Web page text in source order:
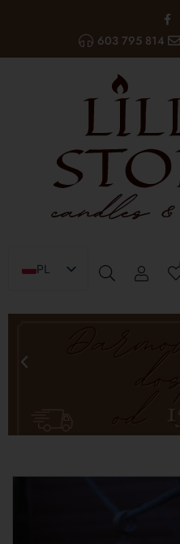
603 795 814
PL